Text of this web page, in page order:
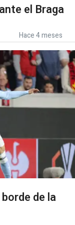
el Braga
Hace 4 meses
de la